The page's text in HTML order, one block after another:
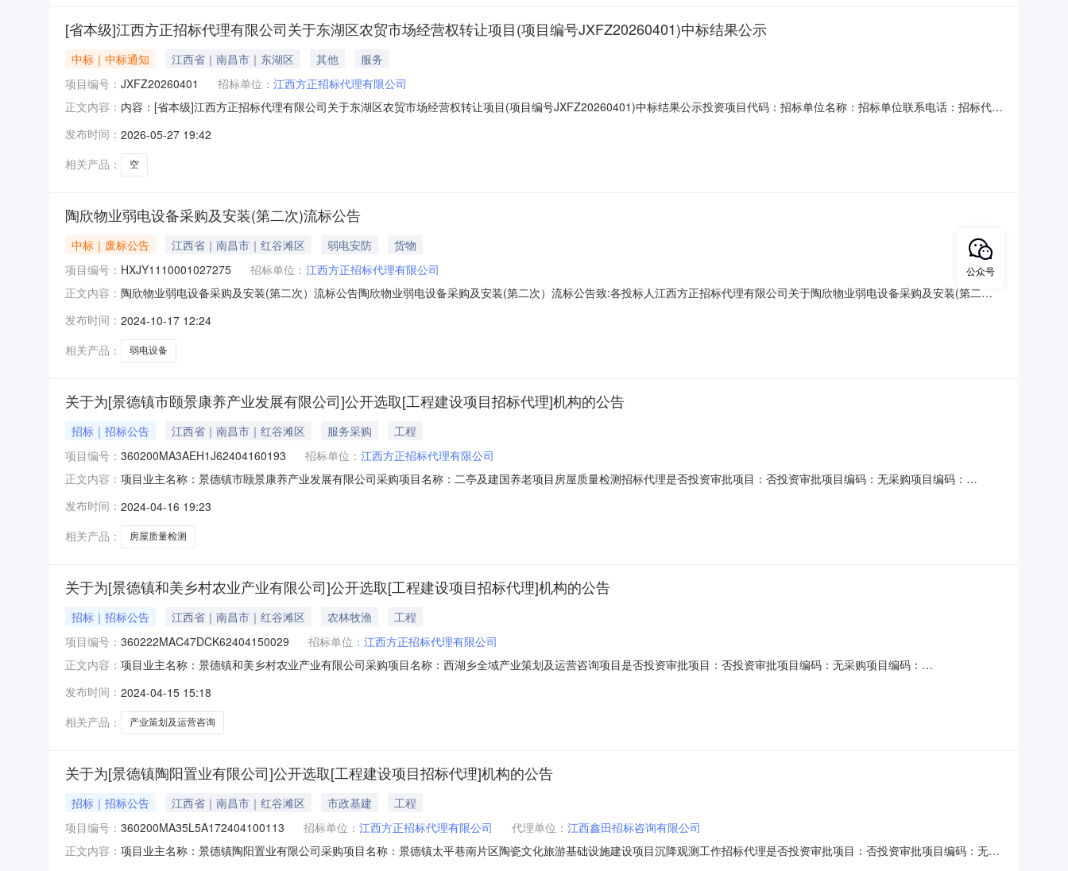
[省本级]江西方正招标代理有限公司关于东湖区农贸市场经营权转让项目(项目编号JXFZ20260401)中标结果公示
中标｜中标通知 江西省｜南昌市｜东湖区 其他
服务
项目编号： JXFZ20260401 招标单位： 江西方正招标代理有限公司
正文内容： 内容：[省本级]江西方正招标代理有限公司关于东湖区农贸市场经营权转让项目(项目编号JXFZ20260401)中标结果公示投资项目代码：招标单位名称：招标单位联系电话：招标代理
发布时间： 2026-05-27 19:42
相关产品：
空
陶欣物业弱电设备采购及安装(第二次)流标公告
中标｜废标公告 江西省｜南昌市｜红谷滩区 弱电安防
货物
项目编号： HXJY1110001027275 招标单位： 江西方正招标代理有限公司
正文内容： 陶欣物业弱电设备采购及安装(第二次）流标公告陶欣物业弱电设备采购及安装(第二次）流标公告致:各投标人江西方正招标代理有限公司关于陶欣物业弱电设备采购及安装(第二
家单位资格评审未通过，本项目予以流标。特此公告。江西方正招标代理有限公司景德镇陶欣物业服务有限公司2024年10月17日附件：
发布时间： 2024-10-17 12:24
相关产品：
弱电设备
关于为[景德镇市颐景康养产业发展有限公司]公开选取[工程建设项目招标代理]机构的公告
招标｜招标公告 江西省｜南昌市｜红谷滩区 服务采购
工程
项目编号： 360200MA3AEH1J62404160193 招标单位： 江西方正招标代理有限公司
正文内容： 项目业主名称：景德镇市颐景康养产业发展有限公司采购项目名称：二亭及建国养老项目房屋质量检测招标代理是否投资审批项目：否投资审批项目编码：无采购项目编码：
内容：对二亭及建国养老项目房屋质量检测，提供招标代理服务。洽谈时间：3（个工作日）签订合同时间：15（个工作日）合同备案时间：5（个工作日）资质要求：选取中介方
式：邀请直选+随
发布时间： 2024-04-16 19:23
相关产品：
房屋质量检测
关于为[景德镇和美乡村农业产业有限公司]公开选取[工程建设项目招标代理]机构的公告
招标｜招标公告 江西省｜南昌市｜红谷滩区 农林牧渔
工程
项目编号： 360222MAC47DCK62404150029 招标单位： 江西方正招标代理有限公司
正文内容： 项目业主名称：景德镇和美乡村农业产业有限公司采购项目名称：西湖乡全域产业策划及运营咨询项目是否投资审批项目：否投资审批项目编码：无采购项目编码：
运营咨询项目进行招标洽谈时间：3（个工作日）签订合同时间：15（个工作日）合同备案时间：5（个工作日）资质要求：选取中介方式：邀请直选+竞价直购企业：江西方正招标
代理有限公司,远瓴工程咨询集
发布时间： 2024-04-15 15:18
相关产品：
产业策划及运营咨询
关于为[景德镇陶阳置业有限公司]公开选取[工程建设项目招标代理]机构的公告
招标｜招标公告 江西省｜南昌市｜红谷滩区 市政基建
工程
项目编号： 360200MA35L5A172404100113 招标单位： 江西方正招标代理有限公司 代理单位： 江西鑫田招标咨询有限公司
正文内容： 项目业主名称：景德镇陶阳置业有限公司采购项目名称：景德镇太平巷南片区陶瓷文化旅游基础设施建设项目沉降观测工作招标代理是否投资审批项目：否投资审批项目编码：无采
公众号